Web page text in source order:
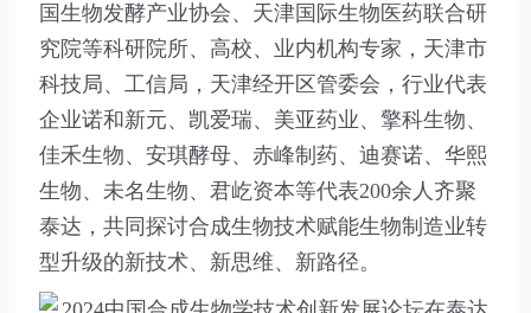
国生物发酵产业协会、天津国际生物医药联合研
究院等科研院所、高校、业内机构专家，天津市
科技局、工信局，天津经开区管委会，行业代表
企业诺和新元、凯爱瑞、美亚药业、擎科生物、
佳禾生物、安琪酵母、赤峰制药、迪赛诺、华熙
生物、未名生物、君屹资本等代表200余人齐聚
泰达，共同探讨合成生物技术赋能生物制造业转
型升级的新技术、新思维、新路径。